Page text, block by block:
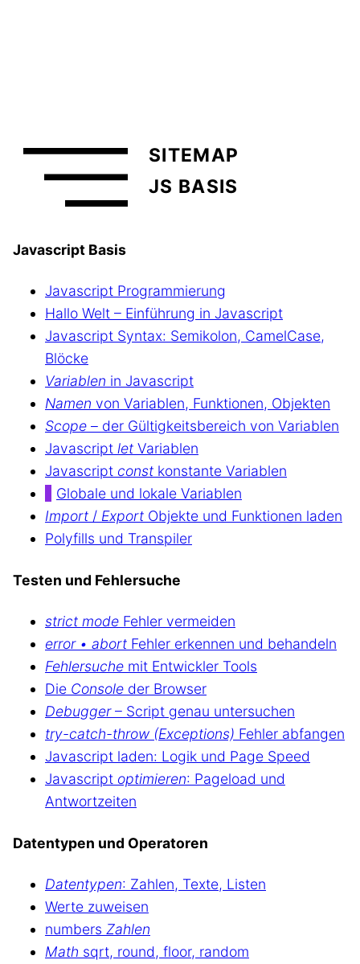
SITEMAP
JS BASIS
Javascript Basis
Javascript Programmierung
Hallo Welt – Einführung in Javascript
Javascript Syntax: Semikolon, CamelCase,
Blöcke
Variablen in Javascript
Namen von Variablen, Funktionen, Objekten
Scope – der Gültigkeitsbereich von Variablen
Javascript let Variablen
Javascript const konstante Variablen
Globale und lokale Variablen
Import / Export Objekte und Funktionen laden
Polyfills und Transpiler
Testen und Fehlersuche
strict mode Fehler vermeiden
error • abort Fehler erkennen und behandeln
Fehlersuche mit Entwickler Tools
Die Console der Browser
Debugger– Script genau untersuchen
try-catch-throw (Exceptions) Fehler abfangen
Javascript laden: Logik und Page Speed
Javascript optimieren: Pageload und
Antwortzeiten
Datentypen und Operatoren
Datentypen: Zahlen, Texte, Listen
Werte zuweisen
numbers Zahlen
Math sqrt, round, floor, random